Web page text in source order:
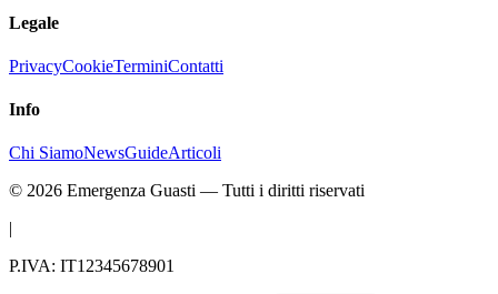
Legale
PrivacyCookieTerminiContatti
Info
Chi SiamoNewsGuideArticoli
© 2026 Emergenza Guasti — Tutti i diritti riservati
|
P.IVA: IT12345678901